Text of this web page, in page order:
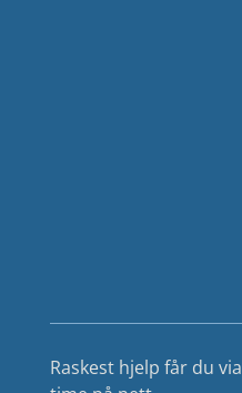
Raskest hjelp får du via